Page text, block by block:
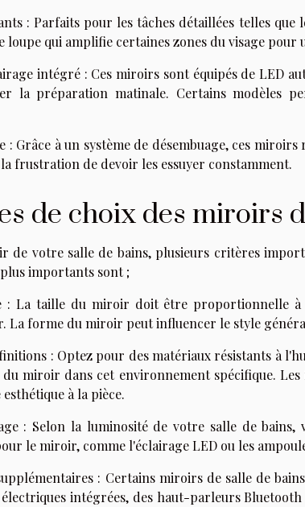
: Parfaits pour les tâches détaillées telles que
loupe qui amplifie certaines zones du visage pour
intégré : Ces miroirs sont équipés de LED
la préparation matinale. Certains modèles
Grâce à un système de désembuage, ces
frustration de devoir les essuyer constamment.
de choix des miroirs
de votre salle de bains, plusieurs critères
importants sont ;
: La taille du miroir doit être proportionnelle à
La forme du miroir peut influencer le style
: Optez pour des matériaux résistants à
miroir dans cet environnement spécifique.
à la pièce.
: Selon la luminosité de votre salle de
le miroir, comme l'éclairage LED ou les
: Certains miroirs de salle de
intégrées, des haut-parleurs